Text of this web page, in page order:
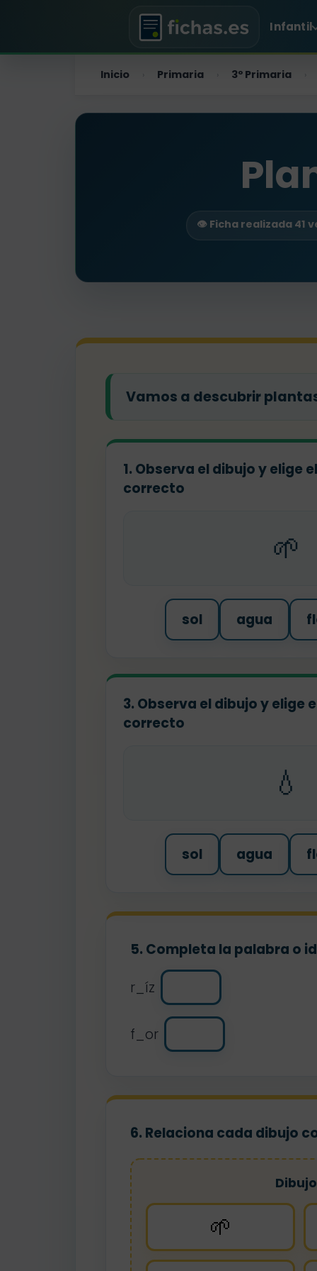
Infantil
Inicio › Primaria › 3º Primaria ›
👁️ Ficha realizada 41
Vamos a descubrir
1. Observa el dibujo y elige
correcto
🌱
sol agua
3. Observa el dibujo y elige
correcto
💧
sol agua
5. Completa la palabra o
r_íz
f_or
6. Relaciona cada dibujo
🌱